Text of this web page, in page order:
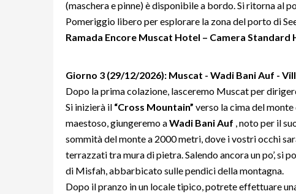
(maschera e pinne) è disponibile a bordo. Si ritorna
Pomeriggio libero per esplorare la zona del porto di
Ramada Encore Muscat Hotel – Camera Standard
Giorno 3 (29/12/2026): Muscat - Wadi Bani Auf -
Dopo la prima colazione, lasceremo Muscat per
Si inizierà il “Cross Mountain” verso la cima del
maestoso, giungeremo aWadi Bani Auf , noto per il
sommità del monte a 2000 metri, dove i vostri occhi
terrazzati tra mura di pietra. Salendo ancora un po’,
di Misfah, abbarbicato sulle pendici della montagna.
Dopo il pranzo in un locale tipico, potrete effettuare